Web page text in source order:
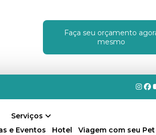
Faça seu orçamento
mesmo
Serviços
e Eventos Hotel
Viagem com seu Pet